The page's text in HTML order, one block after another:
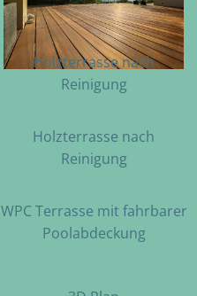
Holzterrasse nach
Reinigung
Holzterrasse nach
Reinigung
WPC Terrasse mit fahrbarer
Poolabdeckung